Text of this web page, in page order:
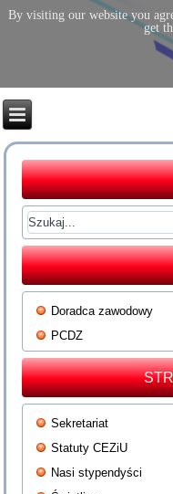
Doradca zawodowy
PCDZ
Sekretariat
Statuty CEZiU
Nasi stypendyści
By visiting our website you
get